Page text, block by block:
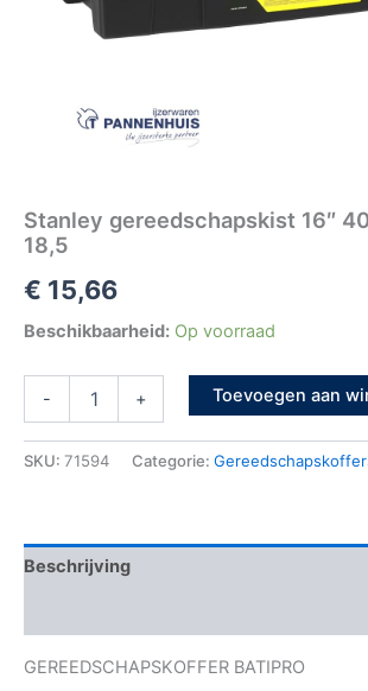
Stanley gereedschapskist 16″
18,5
€ 15,66
Beschikbaarheid: Op voorraad
- + Toevoegen aan
SKU: 71594 Categorie:
Beschrijving
GEREEDSCHAPSKOFFER BATIPRO